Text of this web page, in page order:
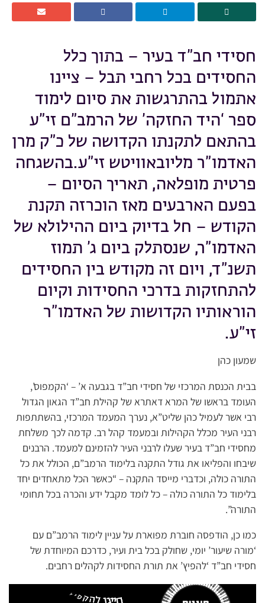
חסידי חב”ד בעיר – בתוך כלל
החסידים בכל רחבי תבל – ציינו
אתמול בהתרגשות את סיום לימוד
ספר ‘היד החזקה’ של הרמב”ם זי”ע
בהתאם לתקנתו הקדושה של כ”ק מרן
האדמו”ר מליובאוויטש זי”ע.בהשגחה
פרטית מופלאה, תאריך הסיום –
בפעם הארבעים מאז הוכרזה תקנת
הקודש – חל בדיוק ביום ההילולא של
האדמו”ר, שנסתלק ביום ג’ תמוז
תשנ”ד, ויום זה מקודש בין החסידים
להתחזקות בדרכי החסידות וקיום
הוראותיו הקדושות של האדמו”ר
זי”ע.
שמעון כהן
בבית הכנסת המרכזי של חסידי חב”ד בגבעה א’ – ‘הקמפוס’,
העומד בראשו של המרא דאתרא של קהילת חב”ד הגאון הגדול
רבי אשר לעמיל כהן שליט”א, נערך המעמד המרכזי, בהשתתפות
רבני העיר מכלל הקהילות ובמעמד קהל רב. קדמה לכך משלחת
מחסידי חב”ד בעיר שעלו לרבני העיר להזמינם למעמד. הרבנים
שיבחו והפליאו את גודל התקנה בלימוד הרמב”ם, הכולל את כל
התורה כולה, וכדברי מייסד התקנה – “כאשר הכל מתאחדים יחד
בלימוד כל התורה כולה – כל לומד מקבל ידע והכרה בכל תחומי
התורה”.
כמו כן, הודפסה חוברת מפוארת על עניין לימוד הרמב”ם עם
‘מורה שיעור’ יומי, שחולק בכל בית ועיר, כדרכם המיוחדת של
חסידי חב”ד ‘להפיץ’ את תורת החסידות לקהלים רחבים.